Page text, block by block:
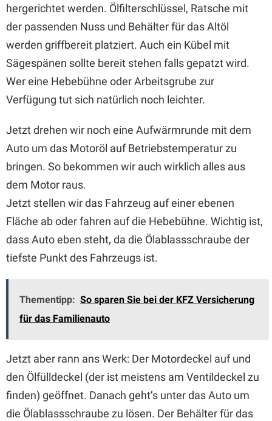
hergerichtet werden. Ölfilterschlüssel, Ratsche mit
der passenden Nuss und Behälter für das Altöl
werden griffbereit platziert. Auch ein Kübel mit
Sägespänen sollte bereit stehen falls gepatzt wird.
Wer eine Hebebühne oder Arbeitsgrube zur
Verfügung tut sich natürlich noch leichter.
Jetzt drehen wir noch eine Aufwärmrunde mit dem
Auto um das Motoröl auf Betriebstemperatur zu
bringen. So bekommen wir auch wirklich alles aus
dem Motor raus.
Jetzt stellen wir das Fahrzeug auf einer ebenen
Fläche ab oder fahren auf die Hebebühne. Wichtig ist,
dass Auto eben steht, da die Ölablassschraube der
tiefste Punkt des Fahrzeugs ist.
Thementipp: So sparen Sie bei der KFZ Versicherung
für das Familienauto
Jetzt aber rann ans Werk: Der Motordeckel auf und
den Ölfülldeckel (der ist meistens am Ventildeckel zu
finden) geöffnet. Danach geht’s unter das Auto um
die Ölablassschraube zu lösen. Der Behälter für das